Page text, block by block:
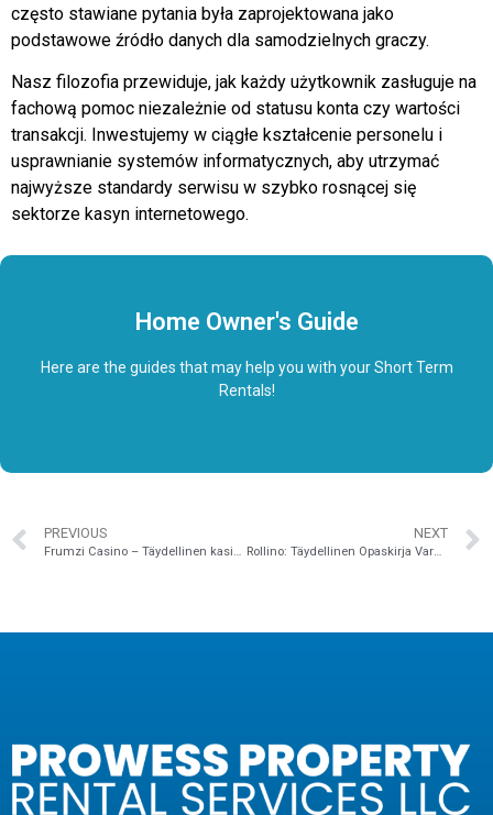
często stawiane pytania była zaprojektowana jako
podstawowe źródło danych dla samodzielnych graczy.
Nasz filozofia przewiduje, jak każdy użytkownik zasługuje na
fachową pomoc niezależnie od statusu konta czy wartości
transakcji. Inwestujemy w ciągłe kształcenie personelu i
usprawnianie systemów informatycznych, aby utrzymać
najwyższe standardy serwisu w szybko rosnącej się
sektorze kasyn internetowego.
Home Owner's Guide
Here are the guides that may help you with your Short Term
Rentals!
PREVIOUS
Frumzi Casino – Täydellinen kasinokokemus kotimaisille pelaajille
NEXT
Rollino: Täydellinen Opaskirja Varmaan Pelielämykseen